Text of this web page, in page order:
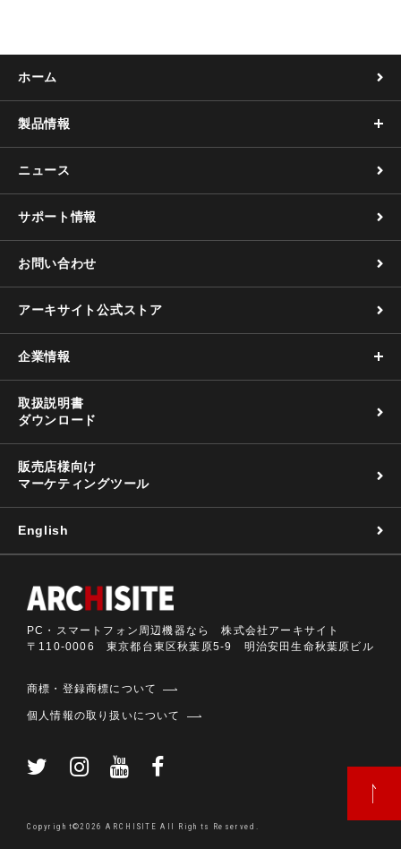
k
ホーム
製品情報
ニュース
サポート情報
お問い合わせ
アーキサイト公式ストア
企業情報
取扱説明書
ダウンロード
販売店様向け
マーケティングツール
English
PC・スマートフォン周辺機器なら 株式会社アーキサイト
〒110-0006 東京都台東区秋葉原5-9 明治安田生命秋葉原ビル
商標・登録商標について
個人情報の取り扱いについて
Copyright©2026 ARCHISITE All Rights Reserved.